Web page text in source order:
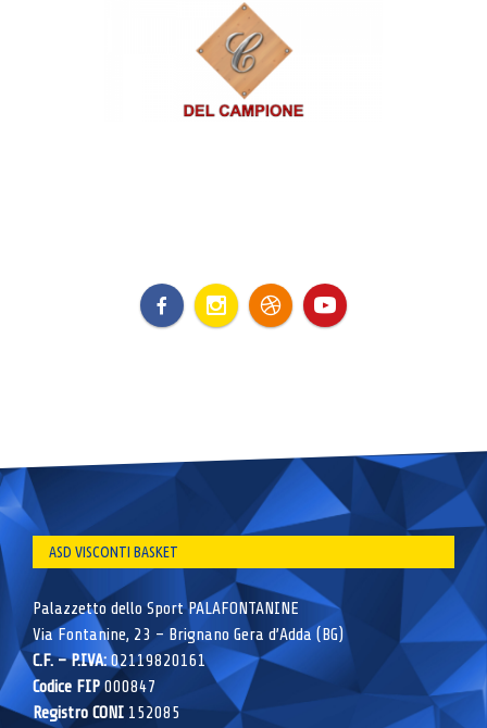
ASD VISCONTI BASKET
Palazzetto dello Sport PALAFONTANINE
Via Fontanine, 23 – Brignano Gera d’Adda (BG)
C.F. – P.IVA:02119820161
Codice FIP000847
Registro CONI 152085